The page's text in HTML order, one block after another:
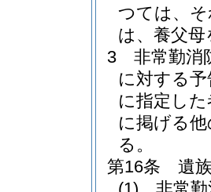
つては、
は、養父
3
非常勤消
に対する
に指定し
に掲げる
る。
第16条
遺